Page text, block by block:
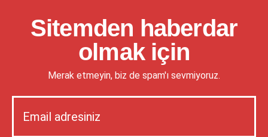
Sitemden haberdar
olmak için
Merak etmeyin, biz de spam'ı sevmiyoruz.